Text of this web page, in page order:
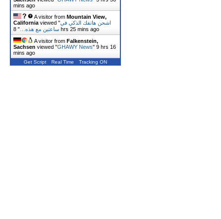
mins ago
A visitor from Mountain View,
California viewed "اشحن هاتفك الذكي في
ساعتين مع هذه… "
8 hrs 25 mins ago
A visitor from Falkenstein,
Sachsen viewed "GHAWY News" 9 hrs 16
mins ago
Get Script Real Time Tracking ON